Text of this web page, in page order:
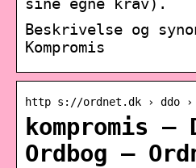
Beskrivelse og
Kompromis
http s://ordnet.dk › ddo ›
kompromis —
Ordbog –